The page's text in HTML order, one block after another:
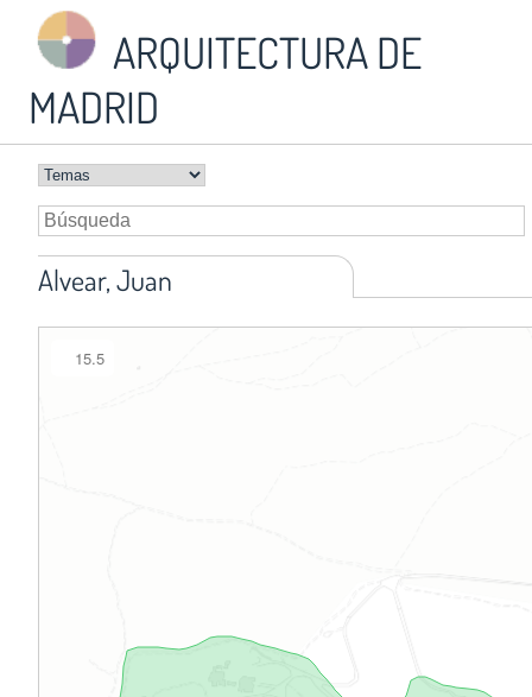
ARQUITECTURA DE
MADRID
Alvear, Juan
15.5